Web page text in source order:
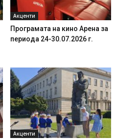
Акценти
Програмата на кино Арена за
периода 24-30.07.2026 г.
Акценти